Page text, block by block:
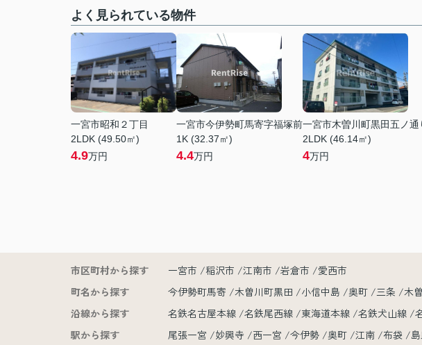
よく見られている物件
一宮市昭和２丁目
2LDK (49.50㎡)
4.9万円
一宮市今伊勢町馬寄字福塚前
1K (32.37㎡)
4.4万円
一宮市木曽川町黒田五ノ通
2LDK (46.14㎡)
4万円
市区町村から探す 一宮市 稲沢市 江南市 岩倉市
愛西市
町名から探す
今伊勢町馬寄 木曽川町黒田 小信中島 奥町 三条 木
沿線から探す
名鉄名古屋本線 名鉄尾西線 東海道本線 名鉄犬山線
駅から探す
尾張一宮 妙興寺 西一宮 今伊勢 奥町 江南 布袋